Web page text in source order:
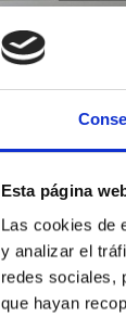
Esta página
Las cookies de
y analizar el
redes sociales,
que hayan